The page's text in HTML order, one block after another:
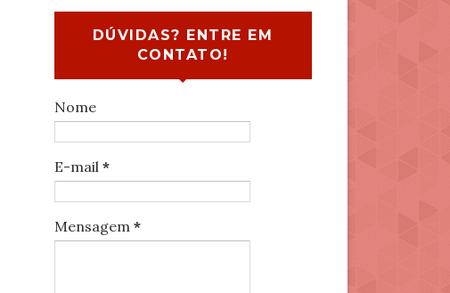
DÚVIDAS? ENTRE EM
CONTATO!
Nome
E-mail *
Mensagem *